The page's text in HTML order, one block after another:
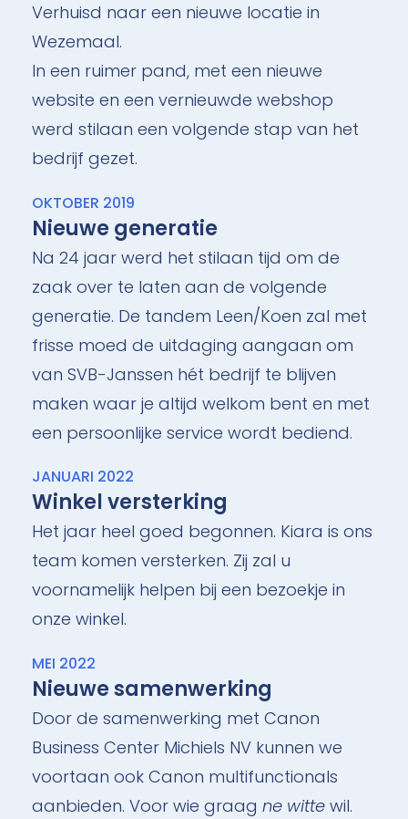
Verhuisd naar een nieuwe locatie in
Wezemaal.
In een ruimer pand, met een nieuwe
website en een vernieuwde webshop
werd stilaan een volgende stap van het
bedrijf gezet.
OKTOBER 2019
Nieuwe generatie
Na 24 jaar werd het stilaan tijd om de
zaak over te laten aan de volgende
generatie. De tandem Leen/Koen zal met
frisse moed de uitdaging aangaan om
van SVB-Janssen hét bedrijf te blijven
maken waar je altijd welkom bent en met
een persoonlijke service wordt bediend.
JANUARI 2022
Winkel versterking
Het jaar heel goed begonnen. Kiara is ons
team komen versterken. Zij zal u
voornamelijk helpen bij een bezoekje in
onze winkel.
MEI 2022
Nieuwe samenwerking
Door de samenwerking met Canon
Business Center Michiels NV kunnen we
voortaan ook Canon multifunctionals
aanbieden. Voor wie graag ne witte wil.